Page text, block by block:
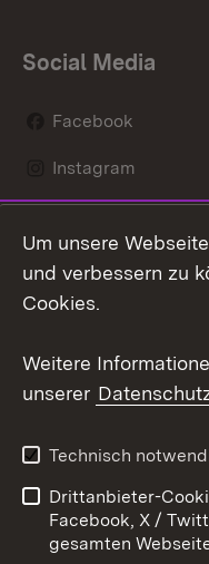
Social Media
Facebook
Instagram
Mastodon
Youtube
Kontakt
Barrierefreiheit
Impressum
Um unsere
und verbessern zu
Cookies.
Weitere
unserer
Technisch
Drittanbieter-
Facebook, X /
gesamten